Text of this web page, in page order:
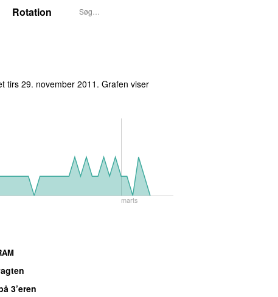
Rotation
tirs 29. november 2011 . Grafen viser
marts
3’eren